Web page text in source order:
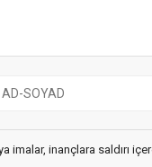
imalar, inançlara saldırı